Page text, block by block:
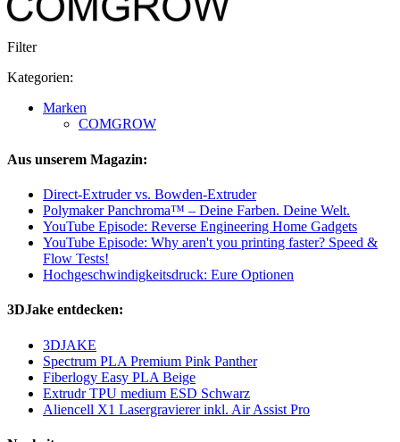
Filter
Kategorien:
Marken
COMGROW
Aus unserem Magazin:
Direct-Extruder vs. Bowden-Extruder
Polymaker Panchroma™ – Deine Farben. Deine Welt.
YouTube Episode: Reverse Engineering Home Gadgets
YouTube Episode: Why aren't you printing faster? Speed &
Flow Tests!
Hochgeschwindigkeitsdruck: Eure Optionen
3DJake entdecken:
3DJAKE
Spectrum PLA Premium Pink Panther
Fiberlogy Easy PLA Beige
Extrudr TPU medium ESD Schwarz
Aliencell X1 Lasergravierer inkl. Air Assist Pro